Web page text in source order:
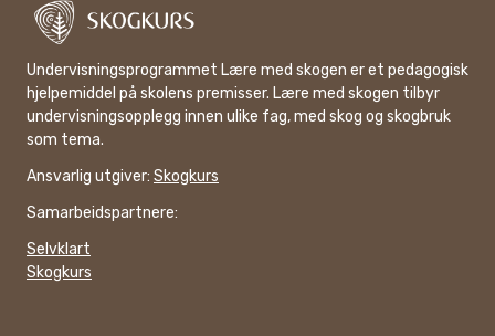
Undervisningsprogrammet Lære med skogen er et pedagogisk
hjelpemiddel på skolens premisser. Lære med skogen tilbyr
undervisningsopplegg innen ulike fag, med skog og skogbruk
som tema.
Ansvarlig utgiver: Skogkurs
Samarbeidspartnere:
Selvklart
Skogkurs